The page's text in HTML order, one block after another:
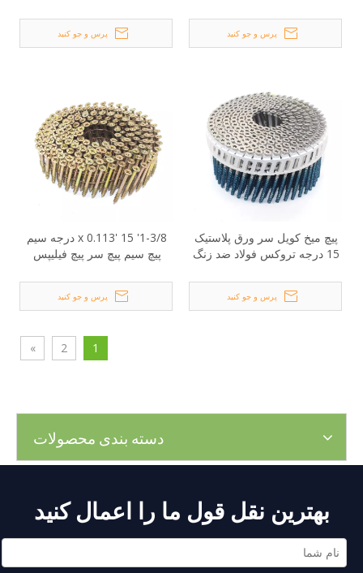
پرس و جو کنید پرس و جو کنید
پیچ میخ کویل سر ورق پلاستیک
15 درجه تروکس فولاد ضد زنگ
پرس و جو کنید
1-3/8' x 0.113' 15 درجه سیم
پیچ سیم پیچ سر پیچ فیلیپس
پرس و جو کنید
1
2
»
دسته بندی محصولات
بهترین نقل قول ما را اعمال کنید